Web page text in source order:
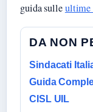
guida sulleultime
DA NON
Sindacati
Guida
CISL UIL